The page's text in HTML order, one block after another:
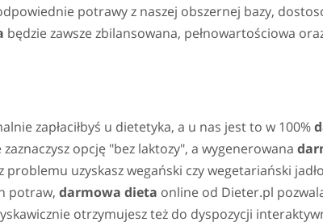
potrawy z naszej obszernej bazy,
będzie zawsze zbilansowana, pełnowartościowa
zapłaciłbyś u dietetyka, a u nas jest to w 100%
opcję "bez laktozy", a wygenerowana
uzyskasz wegański czy wegetariański
potraw, darmowa dieta online od Dieter.pl
otrzymujesz też do dyspozycji